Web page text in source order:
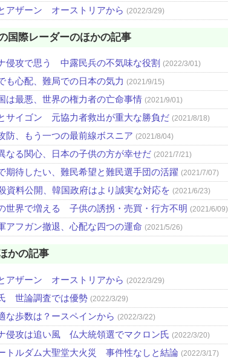
アザーン オーストリアから (2022/3/29)
国際レーダーのほかの記事
侵攻で思う 中露民兵の不気味な役割 (2022/3/01)
も心配、難局での日本の気力 (2021/9/15)
は最悪、世界の権力者の亡命事情 (2021/9/01)
サイゴン 元協力者救出が重大な勝負だ (2021/8/18)
防、もう一つの最前線ボスニア (2021/8/04)
なる関心、日本の子供の方が幸せだ (2021/7/21)
期待したい、難民希望と難民選手団の活躍 (2021/7/07)
資料公開、韓国政府はより誠実な対応を (2021/6/23)
世界で増える 子供の誘拐・売買・行方不明 (2021/6/09)
アフガン撤退、心配な四つの運命 (2021/5/26)
かの記事
アザーン オーストリアから (2022/3/29)
世論調査では優勢 (2022/3/29)
な歩数は？ースペインから (2022/3/22)
侵攻は追い風 仏大統領選でマクロン氏 (2022/3/20)
トルダム大聖堂大火災 事件性なしと結論 (2022/3/17)